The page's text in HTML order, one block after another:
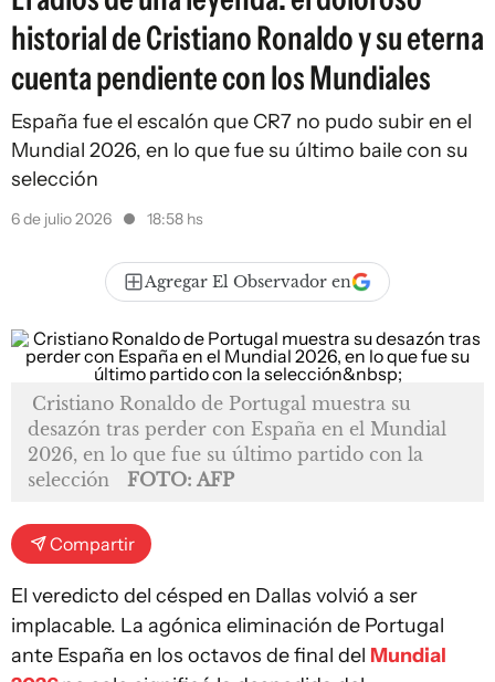
historial de Cristiano Ronaldo y su eterna
cuenta pendiente con los Mundiales
España fue el escalón que CR7 no pudo subir en el
Mundial 2026, en lo que fue su último baile con su
selección
6 de julio 2026 18:58 hs
Agregar El Observador en
Cristiano Ronaldo de Portugal muestra su
desazón tras perder con España en el Mundial
2026, en lo que fue su último partido con la
selección
FOTO: AFP
Compartir
El veredicto del césped en Dallas volvió a ser
implacable. La agónica eliminación de Portugal
ante España en los octavos de final del Mundial